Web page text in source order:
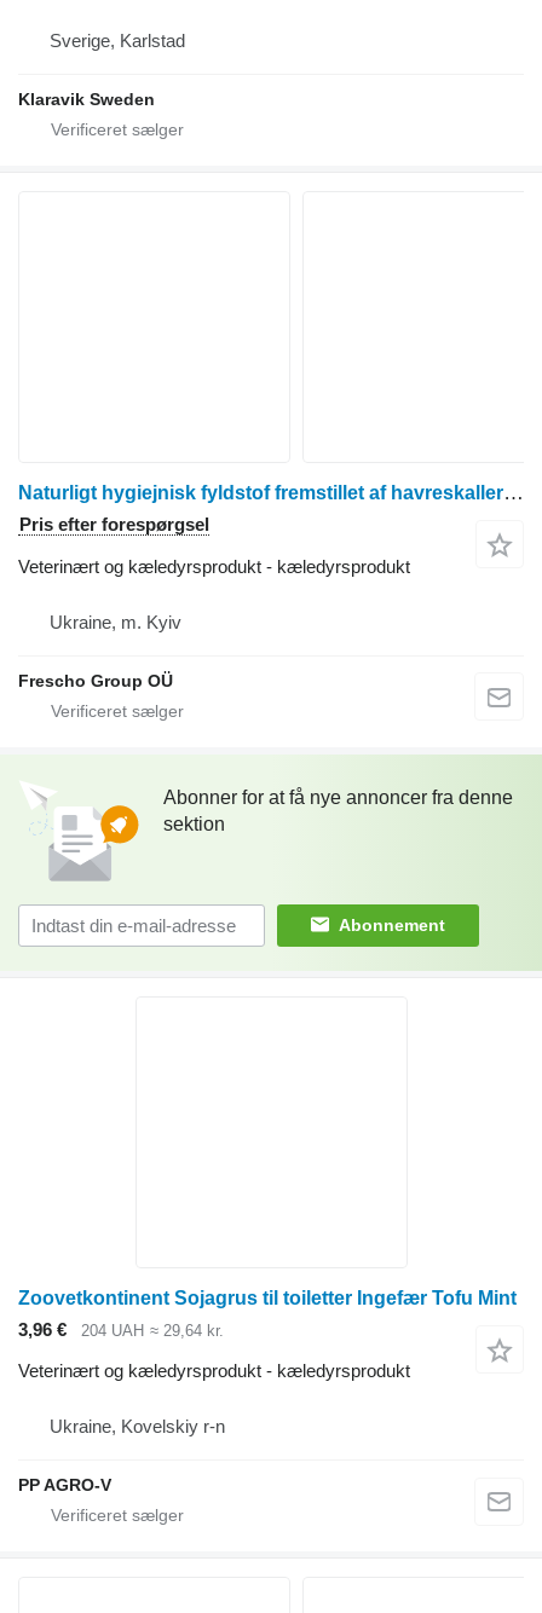
Sverige, Karlstad
Klaravik Sweden
Naturligt hygiejnisk fyldstof fremstillet af havreskaller til katte; beholder 3 kg / 5 kg / 1000,00 kg
Pris efter forespørgsel
Veterinært og kæledyrsprodukt - kæledyrsprodukt
Ukraine, m. Kyiv
Frescho Group OÜ
Abonner for at få nye annoncer fra denne
sektion
Abonnement
Zoovetkontinent Sojagrus til toiletter Ingefær Tofu Mint
3,96 €
204 UAH ≈ 29,64 kr.
Veterinært og kæledyrsprodukt - kæledyrsprodukt
Ukraine, Kovelskiy r-n
PP AGRO-V